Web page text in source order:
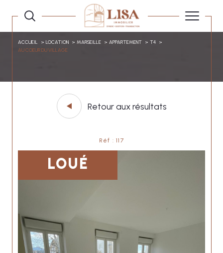
ACCUEIL LOCATION MARSEILLE APPARTEMENT
T4
AU COEUR DU VILLAGE
Retour aux résultats
Réf : 117
LOUÉ